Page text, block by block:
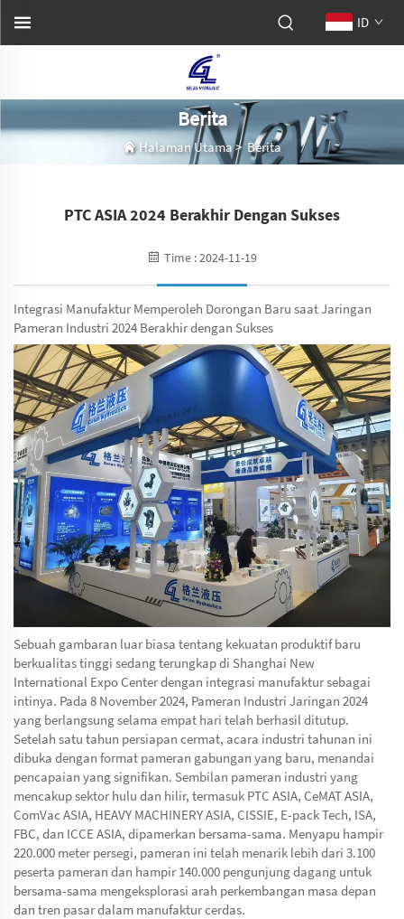
ID
Berita
Halaman Utama> Berita
PTC ASIA 2024 Berakhir Dengan Sukses
Time : 2024-11-19
Integrasi Manufaktur Memperoleh Dorongan Baru saat Jaringan
Pameran Industri 2024 Berakhir dengan Sukses
Sebuah gambaran luar biasa tentang kekuatan produktif baru
berkualitas tinggi sedang terungkap di Shanghai New
International Expo Center dengan integrasi manufaktur sebagai
intinya. Pada 8 November 2024, Pameran Industri Jaringan 2024
yang berlangsung selama empat hari telah berhasil ditutup.
Setelah satu tahun persiapan cermat, acara industri tahunan ini
dibuka dengan format pameran gabungan yang baru, menandai
pencapaian yang signifikan. Sembilan pameran industri yang
mencakup sektor hulu dan hilir, termasuk PTC ASIA, CeMAT ASIA,
ComVac ASIA, HEAVY MACHINERY ASIA, CISSIE, E-pack Tech, ISA,
FBC, dan ICCE ASIA, dipamerkan bersama-sama. Menyapu hampir
220.000 meter persegi, pameran ini telah menarik lebih dari 3.100
peserta pameran dan hampir 140.000 pengunjung dagang untuk
bersama-sama mengeksplorasi arah perkembangan masa depan
dan tren pasar dalam manufaktur cerdas.